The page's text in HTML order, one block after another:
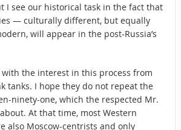
I see our historical task in the fact that
— culturally different, but equally
will appear in the post-Russia’s
with the interest in this process from
tanks. I hope they do not repeat the
ninety-one, which the respected Mr.
At that time, most Western
also Moscow-centrists and only